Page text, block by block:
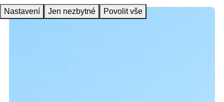
Nastavení Jen nezbytné Povolit vše